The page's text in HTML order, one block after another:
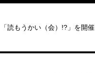
「読もうかい（会）!?」を開催